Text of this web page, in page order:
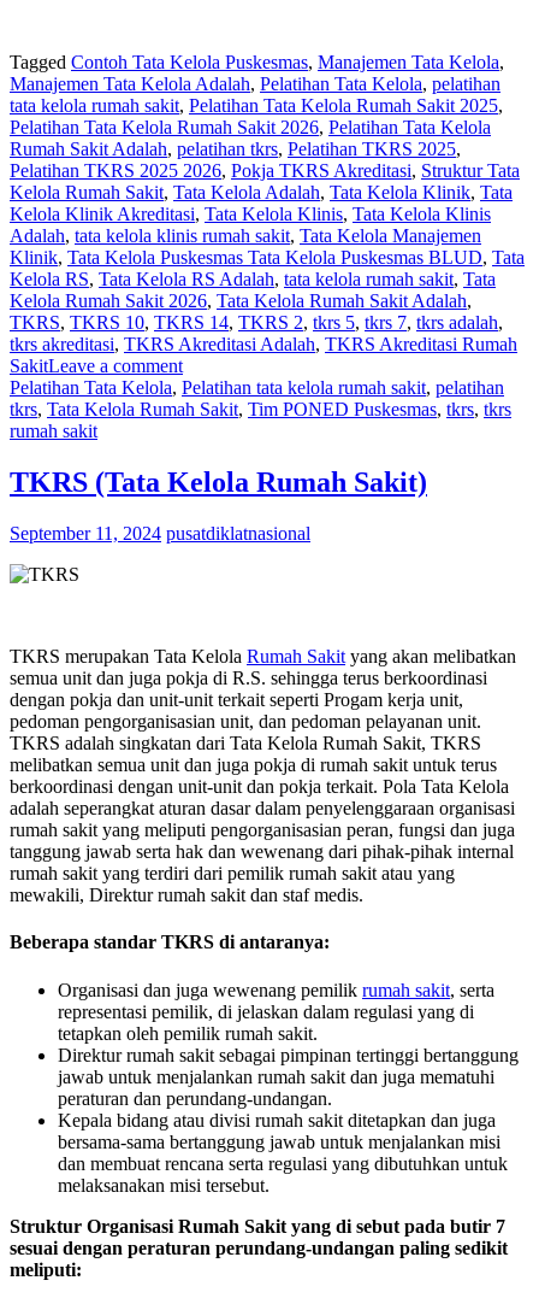
Tagged Contoh Tata Kelola Puskesmas, Manajemen Tata Kelola,
Manajemen Tata Kelola Adalah, Pelatihan Tata Kelola, pelatihan
tata kelola rumah sakit, Pelatihan Tata Kelola Rumah Sakit 2025,
Pelatihan Tata Kelola Rumah Sakit 2026, Pelatihan Tata Kelola
Rumah Sakit Adalah, pelatihan tkrs, Pelatihan TKRS 2025,
Pelatihan TKRS 2025 2026, Pokja TKRS Akreditasi, Struktur Tata
Kelola Rumah Sakit, Tata Kelola Adalah, Tata Kelola Klinik, Tata
Kelola Klinik Akreditasi, Tata Kelola Klinis, Tata Kelola Klinis
Adalah, tata kelola klinis rumah sakit, Tata Kelola Manajemen
Klinik, Tata Kelola Puskesmas Tata Kelola Puskesmas BLUD, Tata
Kelola RS, Tata Kelola RS Adalah, tata kelola rumah sakit, Tata
Kelola Rumah Sakit 2026, Tata Kelola Rumah Sakit Adalah,
TKRS, TKRS 10, TKRS 14, TKRS 2, tkrs 5, tkrs 7, tkrs adalah,
tkrs akreditasi, TKRS Akreditasi Adalah, TKRS Akreditasi Rumah
SakitLeave a comment
Pelatihan Tata Kelola, Pelatihan tata kelola rumah sakit, pelatihan
tkrs, Tata Kelola Rumah Sakit, Tim PONED Puskesmas, tkrs, tkrs
rumah sakit
TKRS (Tata Kelola Rumah Sakit)
September 11, 2024 pusatdiklatnasional
TKRS merupakan Tata Kelola Rumah Sakit yang akan melibatkan
semua unit dan juga pokja di R.S. sehingga terus berkoordinasi
dengan pokja dan unit-unit terkait seperti Progam kerja unit,
pedoman pengorganisasian unit, dan pedoman pelayanan unit.
TKRS adalah singkatan dari Tata Kelola Rumah Sakit, TKRS
melibatkan semua unit dan juga pokja di rumah sakit untuk terus
berkoordinasi dengan unit-unit dan pokja terkait. Pola Tata Kelola
adalah seperangkat aturan dasar dalam penyelenggaraan organisasi
rumah sakit yang meliputi pengorganisasian peran, fungsi dan juga
tanggung jawab serta hak dan wewenang dari pihak-pihak internal
rumah sakit yang terdiri dari pemilik rumah sakit atau yang
mewakili, Direktur rumah sakit dan staf medis.
Beberapa standar TKRS di antaranya:
Organisasi dan juga wewenang pemilik rumah sakit, serta
representasi pemilik, di jelaskan dalam regulasi yang di
tetapkan oleh pemilik rumah sakit.
Direktur rumah sakit sebagai pimpinan tertinggi bertanggung
jawab untuk menjalankan rumah sakit dan juga mematuhi
peraturan dan perundang-undangan.
Kepala bidang atau divisi rumah sakit ditetapkan dan juga
bersama-sama bertanggung jawab untuk menjalankan misi
dan membuat rencana serta regulasi yang dibutuhkan untuk
melaksanakan misi tersebut.
Struktur Organisasi Rumah Sakit yang di sebut pada butir 7
sesuai dengan peraturan perundang-undangan paling sedikit
meliputi: